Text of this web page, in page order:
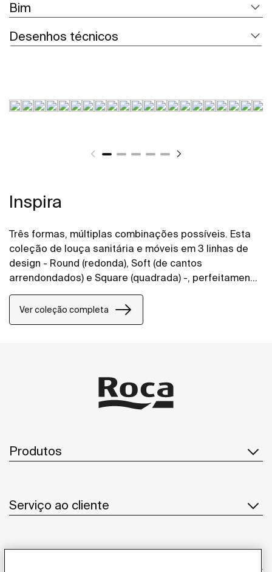
Bim
Desenhos técnicos
Inspira
Três formas, múltiplas combinações possíveis. Esta
coleção de louça sanitária e móveis em 3 linhas de
design - Round (redonda), Soft (de cantos
arrendondados) e Square (quadrada) -, perfeitamente
combináveis entre si, permite dar vida aos espaços
de banho de todos os estilos.
Ver coleção completa
Produtos
Serviço ao cliente